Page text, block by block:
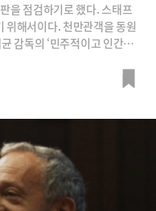
을 점검하기로 했다. 스태프
위해서이다. 천만관객을 동원
감독의 ‘민주적이고 인간적